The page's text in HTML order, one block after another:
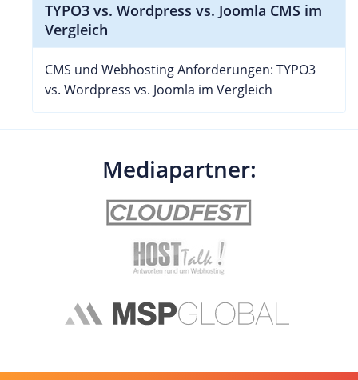
TYPO3 vs. Wordpress vs. Joomla CMS im
Vergleich
CMS und Webhosting Anforderungen: TYPO3
vs. Wordpress vs. Joomla im Vergleich
Mediapartner: